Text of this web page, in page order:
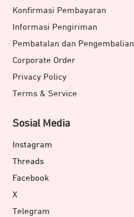
Konfirmasi Pembayaran
Informasi Pengiriman
Pembatalan dan Pengembalian
Corporate Order
Privacy Policy
Terms & Service
Sosial Media
Instagram
Threads
Facebook
X
Telegram